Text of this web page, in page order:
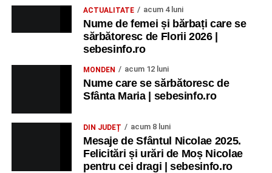
ACTUALITATE acum 4 luni
Nume de femei și bărbați care se
sărbătoresc de Florii 2026 |
sebesinfo.ro
MONDEN acum 12 luni
Nume care se sărbătoresc de
Sfânta Maria | sebesinfo.ro
DIN JUDEȚ acum 8 luni
Mesaje de Sfântul Nicolae 2025.
Felicitări și urări de Moș Nicolae
pentru cei dragi | sebesinfo.ro